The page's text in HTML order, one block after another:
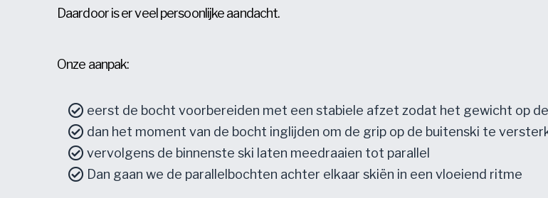
Daardoor is er veel persoonlijke aandacht.
Onze aanpak:
eerst de bocht voorbereiden met een stabiele afzet zodat het gewicht op
dan het moment van de bocht inglijden om de grip op de buitenski te
vervolgens de binnenste ski laten meedraaien tot parallel
Dan gaan we de parallelbochten achter elkaar skiën in een vloeiend ritme